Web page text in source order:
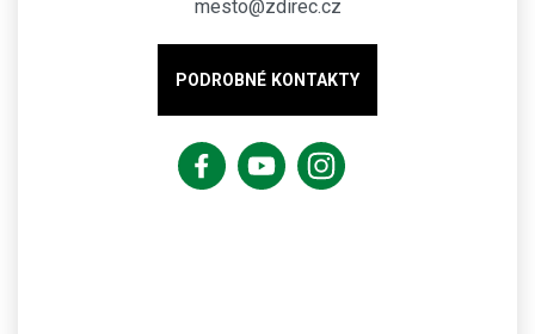
mesto@zdirec.cz
PODROBNÉ KONTAKTY